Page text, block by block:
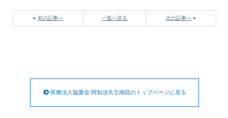
«前の記事へ 一覧へ戻る 次の記事へ»
医療法人協愛会 阿知須共立病院のトップページに戻る